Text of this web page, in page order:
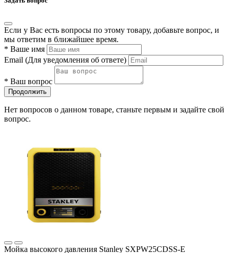
Если у Вас есть вопросы по этому товару, добавьте вопрос, и
мы ответим в ближайшее время.
* Ваше имя
Email (Для уведомления об ответе)
* Ваш вопрос
Продолжить
Нет вопросов о данном товаре, станьте первым и задайте свой
вопрос.
Мойка высокого давления Stanley SXPW25CDSS-E